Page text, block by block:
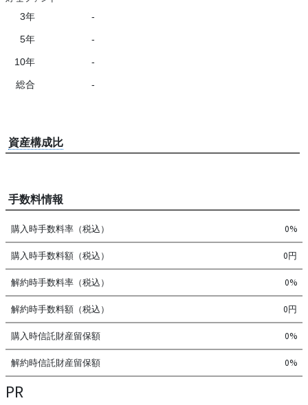
3年 -
5年 -
10年 -
総合 -
資産構成比
手数料情報
購入時手数料率（税込） 0%
購入時手数料額（税込） 0円
解約時手数料率（税込） 0%
解約時手数料額（税込） 0円
購入時信託財産留保額 0%
解約時信託財産留保額 0%
PR